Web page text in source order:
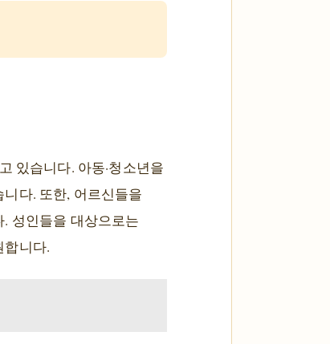
있습니다. 아동·청소년을
다. 또한, 어르신들을
성인들을 대상으로는
합니다.